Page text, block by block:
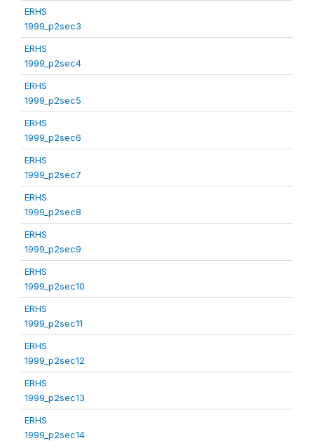
ERHS
1999_p2sec3
ERHS
1999_p2sec4
ERHS
1999_p2sec5
ERHS
1999_p2sec6
ERHS
1999_p2sec7
ERHS
1999_p2sec8
ERHS
1999_p2sec9
ERHS
1999_p2sec10
ERHS
1999_p2sec11
ERHS
1999_p2sec12
ERHS
1999_p2sec13
ERHS
1999_p2sec14